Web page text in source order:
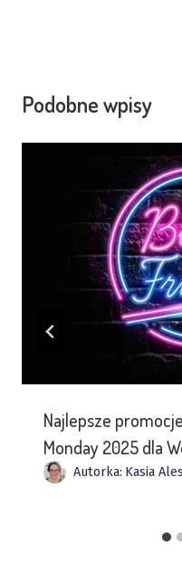
Podobne wpisy
Najlepsze
Monday 2025 dla
Autorka: Kasia